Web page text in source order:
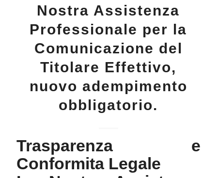
Nostra Assistenza
Professionale per la
Comunicazione del
Titolare Effettivo,
nuovo adempimento
obbligatorio.
Trasparenza e
Conformita Legale